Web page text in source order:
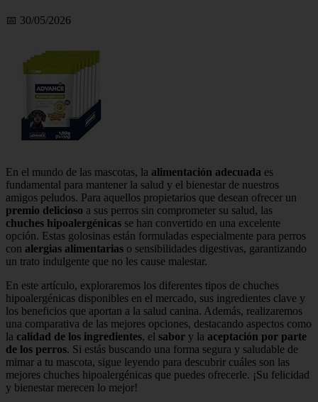
📅 30/05/2026
En el mundo de las mascotas, la alimentación adecuada es
fundamental para mantener la salud y el bienestar de nuestros
amigos peludos. Para aquellos propietarios que desean ofrecer un
premio delicioso a sus perros sin comprometer su salud, las
chuches hipoalergénicas se han convertido en una excelente
opción. Estas golosinas están formuladas especialmente para perros
con alergias alimentarias o sensibilidades digestivas, garantizando
un trato indulgente que no les cause malestar.
En este artículo, exploraremos los diferentes tipos de chuches
hipoalergénicas disponibles en el mercado, sus ingredientes clave y
los beneficios que aportan a la salud canina. Además, realizaremos
una comparativa de las mejores opciones, destacando aspectos como
la calidad de los ingredientes, el sabor y la aceptación por parte
de los perros. Si estás buscando una forma segura y saludable de
mimar a tu mascota, sigue leyendo para descubrir cuáles son las
mejores chuches hipoalergénicas que puedes ofrecerle. ¡Su felicidad
y bienestar merecen lo mejor!